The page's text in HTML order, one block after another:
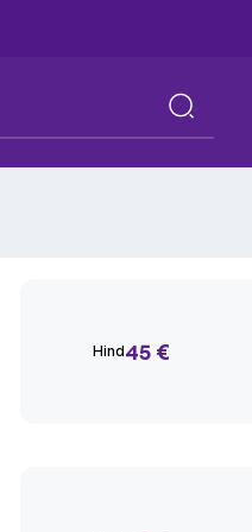
Hind45 €